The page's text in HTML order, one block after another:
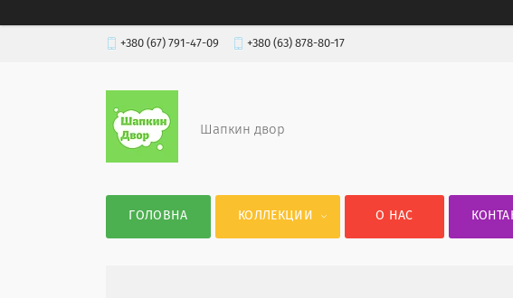
+380 (67) 791-47-09 +380 (63) 878-80-17
Шапкин двор
ГОЛОВНА КОЛЛЕКЦИИ О НАС